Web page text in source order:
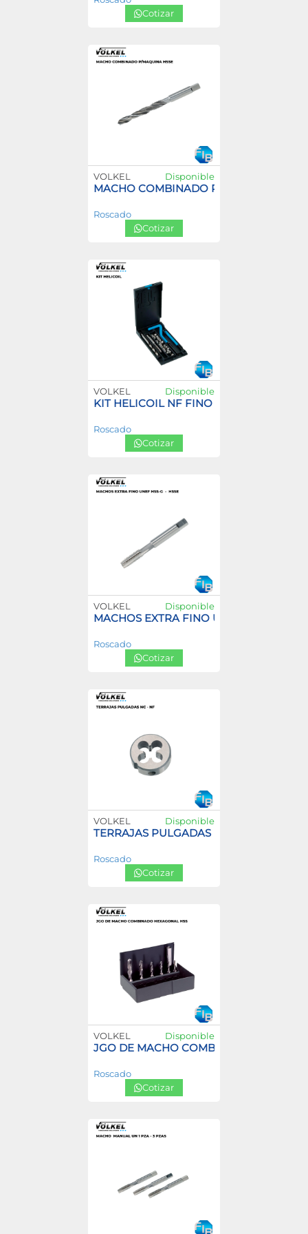
Cotizar
VOLKEL Disponible
MACHO COMBINADO P/MAQUINA HSSE
Roscado
Cotizar
VOLKEL Disponible
KIT HELICOIL NF FINO
Roscado
Cotizar
VOLKEL Disponible
MACHOS EXTRA FINO UNEF HSS-G –
Roscado
Cotizar
VOLKEL Disponible
TERRAJAS PULGADAS NC – NF
Roscado
Cotizar
VOLKEL Disponible
JGO DE MACHO COMBINADO
Roscado
Cotizar